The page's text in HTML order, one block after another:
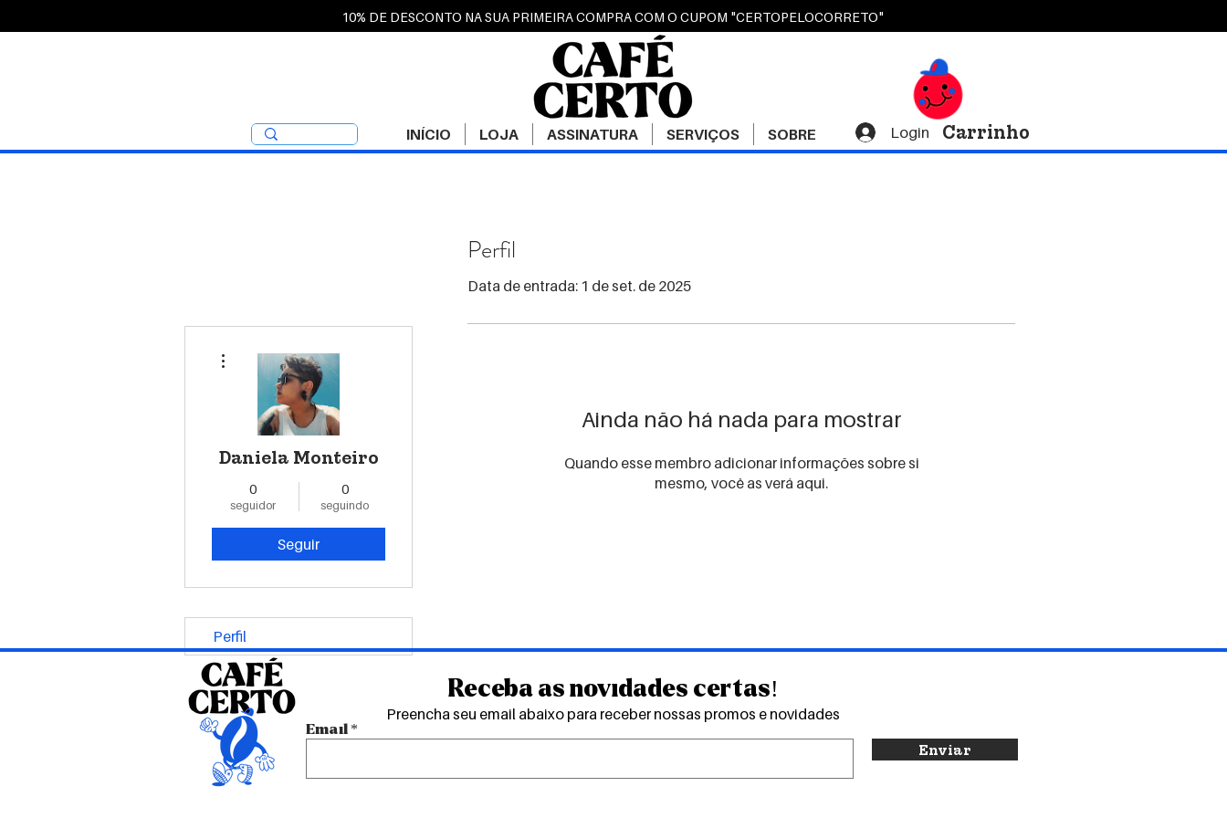
10% DE DESCONTO NA SUA PRIMEIRA COMPRA COM O CUPOM "CERTOPELOCORRETO"
Login
INÍCIO LOJA ASSINATURA SERVIÇOS SOBRE Carrinho
Perfil
Data de entrada: 1 de set. de 2025
Ainda não há nada para mostrar
Quando esse membro adicionar informações sobre si
mesmo, você as verá aqui.
Daniela Monteiro
0
seguidor
0
seguindo
Seguir
Perfil
Receba as novidades certas!
Preencha seu email abaixo para receber nossas promos e novidades
Email
Enviar